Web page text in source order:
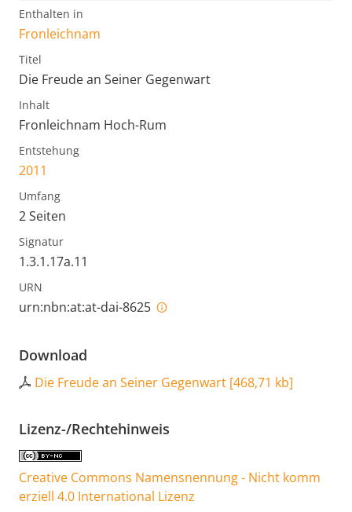
Enthalten in
Fronleichnam
Titel
Die Freude an Seiner Gegenwart
Inhalt
Fronleichnam Hoch-Rum
Entstehung
2011
Umfang
2 Seiten
Signatur
1.3.1.17a.11
URN
urn:nbn:at:at-dai-8625
Download
Die Freude an Seiner Gegenwart [468,71 kb]
Lizenz-/Rechtehinweis
Creative Commons Namensnennung - Nicht komm
erziell 4.0 International Lizenz